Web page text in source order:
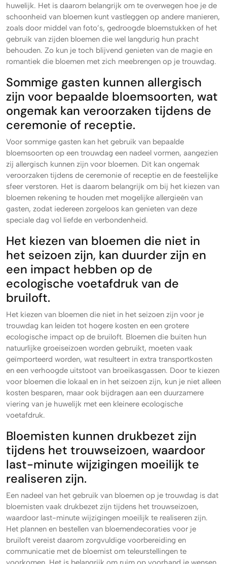
huwelijk. Het is daarom belangrijk om te overwegen hoe je de
schoonheid van bloemen kunt vastleggen op andere manieren,
zoals door middel van foto’s, gedroogde bloemstukken of het
gebruik van zijden bloemen die wel langdurig hun pracht
behouden. Zo kun je toch blijvend genieten van de magie en
romantiek die bloemen met zich meebrengen op je trouwdag.
Sommige gasten kunnen allergisch
zijn voor bepaalde bloemsoorten, wat
ongemak kan veroorzaken tijdens de
ceremonie of receptie.
Voor sommige gasten kan het gebruik van bepaalde
bloemsoorten op een trouwdag een nadeel vormen, aangezien
zij allergisch kunnen zijn voor bloemen. Dit kan ongemak
veroorzaken tijdens de ceremonie of receptie en de feestelijke
sfeer verstoren. Het is daarom belangrijk om bij het kiezen van
bloemen rekening te houden met mogelijke allergieën van
gasten, zodat iedereen zorgeloos kan genieten van deze
speciale dag vol liefde en verbondenheid.
Het kiezen van bloemen die niet in
het seizoen zijn, kan duurder zijn en
een impact hebben op de
ecologische voetafdruk van de
bruiloft.
Het kiezen van bloemen die niet in het seizoen zijn voor je
trouwdag kan leiden tot hogere kosten en een grotere
ecologische impact op de bruiloft. Bloemen die buiten hun
natuurlijke groeiseizoen worden gebruikt, moeten vaak
geïmporteerd worden, wat resulteert in extra transportkosten
en een verhoogde uitstoot van broeikasgassen. Door te kiezen
voor bloemen die lokaal en in het seizoen zijn, kun je niet alleen
kosten besparen, maar ook bijdragen aan een duurzamere
viering van je huwelijk met een kleinere ecologische
voetafdruk.
Bloemisten kunnen drukbezet zijn
tijdens het trouwseizoen, waardoor
last-minute wijzigingen moeilijk te
realiseren zijn.
Een nadeel van het gebruik van bloemen op je trouwdag is dat
bloemisten vaak drukbezet zijn tijdens het trouwseizoen,
waardoor last-minute wijzigingen moeilijk te realiseren zijn.
Het plannen en bestellen van bloemendecoraties voor je
bruiloft vereist daarom zorgvuldige voorbereiding en
communicatie met de bloemist om teleurstellingen te